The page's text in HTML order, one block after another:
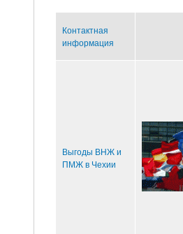
Контактная
информация
Выгоды ВНЖ и
ПМЖ в Чехии